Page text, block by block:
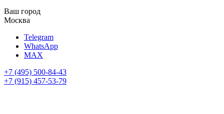
Ваш город
Москва
Telegram
WhatsApp
MAX
+7 (495) 500-84-43
+7 (915) 457-53-79